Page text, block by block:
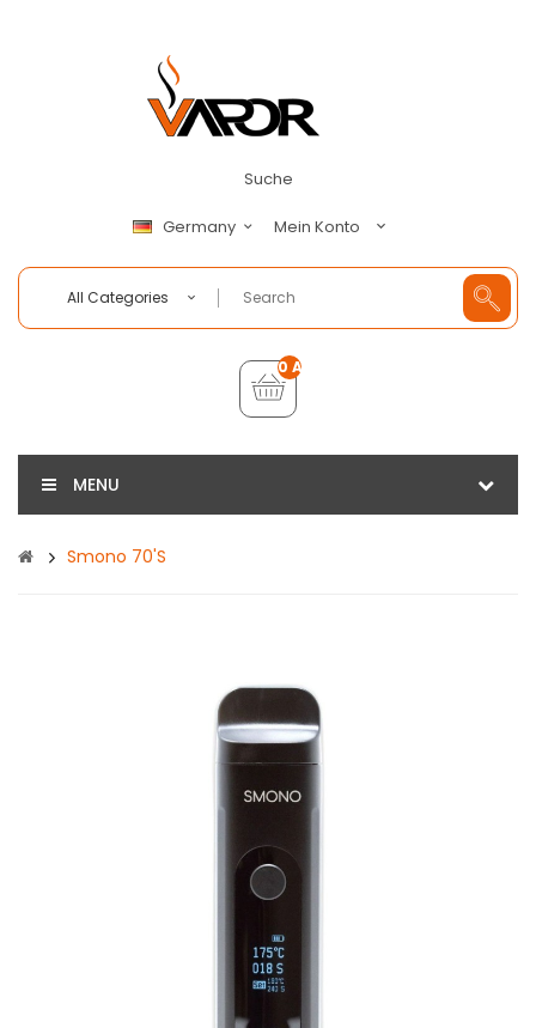
Suche
Germany Mein Konto
All Categories
0 Artikel - €0,00
MENU
Smono 70's